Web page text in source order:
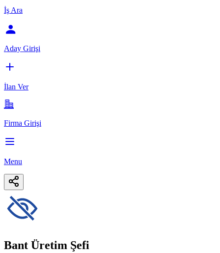
İş Ara
Aday Girişi
İlan Ver
Firma Girişi
Menu
Bant Üretim Şefi